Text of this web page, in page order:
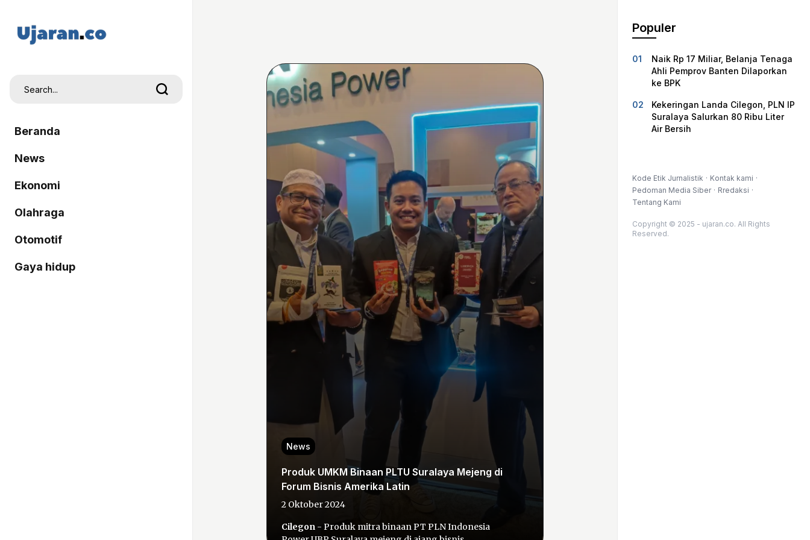
Beranda
News
Ekonomi
Olahraga
Otomotif
Gaya hidup
News
Produk UMKM Binaan PLTU Suralaya Mejeng di
Forum Bisnis Amerika Latin
2 Oktober 2024
Cilegon - Produk mitra binaan PT PLN Indonesia
Populer
Naik Rp 17 Miliar, Belanja Tenaga
Ahli Pemprov Banten Dilaporkan
ke BPK
Kekeringan Landa Cilegon, PLN IP
Suralaya Salurkan 80 Ribu Liter
Air Bersih
Kode Etik Jurnalistik
Kontak kami
Pedoman Media Siber
Rredaksi
Tentang Kami
Copyright © 2025 - ujaran.co. All Rights
Reserved.